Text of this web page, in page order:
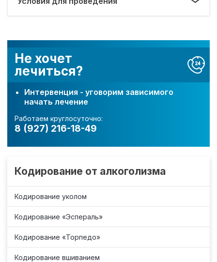
Не хочет
лечиться?
Интервенция - уговорим зависимого
начать лечение
Работаем круглосуточно:
8 (927) 216-18-49
Кодирование от алкоголизма
Кодирование уколом
Кодирование «Эспераль»
Кодирование «Торпедо»
Кодирование вшиванием